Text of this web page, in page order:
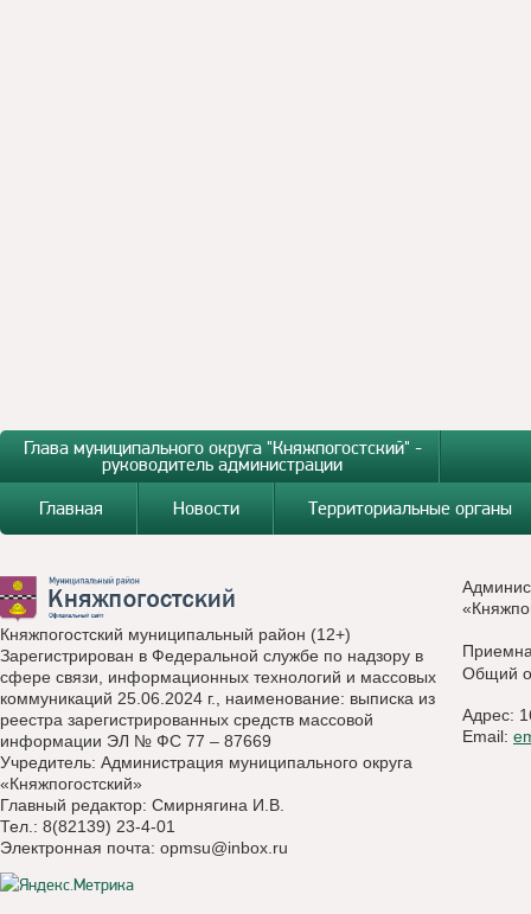
Глава муниципального округа "Княжпогостский" -
руководитель администрации
Главная
Новости Территориальные органы
Княжпогостский муниципальный район (12+)
Зарегистрирован в Федеральной службе по надзору в
сфере связи, информационных технологий и массовых
коммуникаций 25.06.2024 г., наименование: выписка из
реестра зарегистрированных средств массовой
информации ЭЛ № ФС 77 – 87669
Учредитель: Администрация муниципального округа
«Княжпогостский»
Главный редактор: Смирнягина И.В.
Тел.: 8(82139) 23-4-01
Электронная почта: opmsu@inbox.ru
Общий
Адрес:
Email: